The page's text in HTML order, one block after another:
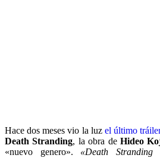
Hace dos meses vio la luz el último
Death Stranding, la obra deHideo
«nuevo genero». «Death